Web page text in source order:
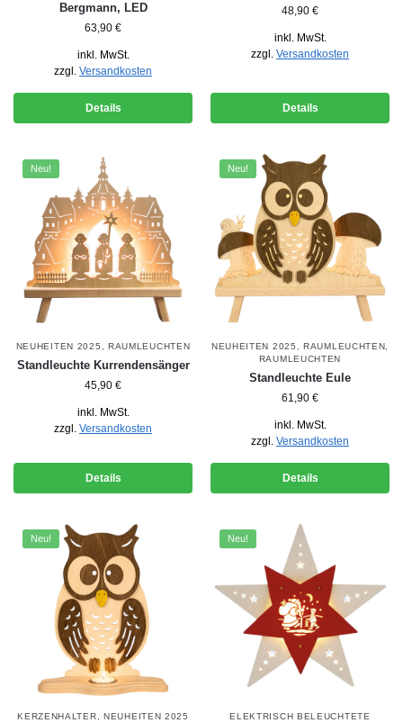
Bergmann, LED
63,90 €
inkl. MwSt.
zzgl. Versandkosten
Details
48,90 €
inkl. MwSt.
zzgl. Versandkosten
Details
Neu!
NEUHEITEN 2025 RAUMLEUCHTEN
Standleuchte Kurrendensänger
45,90 €
inkl. MwSt.
zzgl. Versandkosten
Details
Neu!
NEUHEITEN 2025 ,RAUMLEUCHTEN
RAUMLEUCHTEN
Standleuchte Eule
61,90 €
inkl. MwSt.
zzgl. Versandkosten
Details
Neu!
KERZENHALTER NEUHEITEN 2025
Neu!
ELEKTRISCH BELEUCHTETE